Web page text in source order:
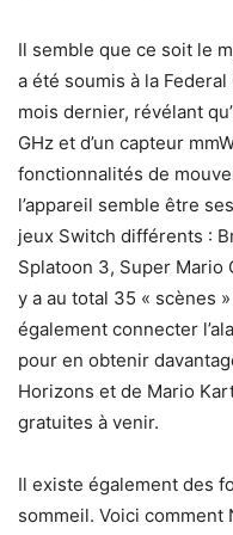
Il semble que ce soit le
a été soumis à la
mois dernier, révélant
GHz et d’un capteur
fonctionnalités de
l’appareil semble être
jeux Switch différents :
Splatoon 3, Super Mario
y a au total 35 « scènes
également connecter
pour en obtenir
Horizons et de Mario
gratuites à venir.
Il existe également des
sommeil. Voici comment